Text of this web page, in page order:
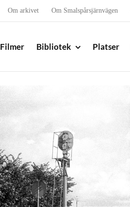
Om arkivet Om Smalspårsjärnvägen
Filmer Bibliotek Platser